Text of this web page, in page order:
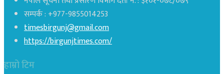
सम्पर्क : +977-9855014253
timesbirgunj@gmail.com
https://birgunjtimes.com/
हाम्रो टिम